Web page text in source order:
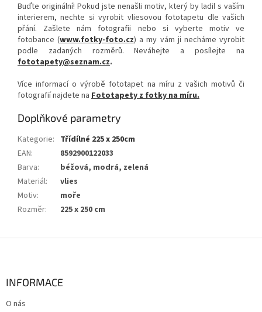
Buďte originální! Pokud jste nenašli motiv, který by ladil s vaším
interierem, nechte si vyrobit vliesovou fototapetu dle vašich
přání. Zašlete nám fotografii nebo si vyberte motiv ve
fotobance (www.fotky-foto.cz) a my vám ji necháme vyrobit
podle zadaných rozměrů. Neváhejte a posílejte na
fototapety@seznam.cz.
Více informací o výrobě fototapet na míru z vašich motivů či
fotografií najdete na Fototapety z fotky na míru.
Doplňkové parametry
Kategorie: Třídílné 225 x 250cm
EAN:
8592900122033
Barva:
béžová, modrá, zelená
Materiál:
vlies
Motiv:
moře
Rozměr: 225 x 250 cm
INFORMACE
O nás